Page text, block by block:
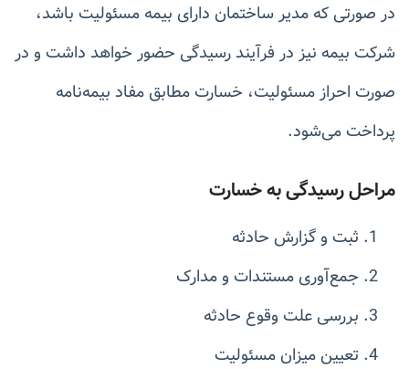
در صورتی که مدیر ساختمان دارای بیمه مسئولیت باشد،
شرکت بیمه نیز در فرآیند رسیدگی حضور خواهد داشت و در
صورت احراز مسئولیت، خسارت مطابق مفاد بیمه‌نامه
پرداخت می‌شود.
مراحل رسیدگی به خسارت
ثبت و گزارش حادثه
جمع‌آوری مستندات و مدارک
بررسی علت وقوع حادثه
تعیین میزان مسئولیت